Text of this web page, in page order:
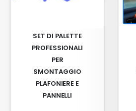
SET DI PALETTE
PROFESSIONALI
PER
SMONTAGGIO
PLAFONIERE E
PANNELLI